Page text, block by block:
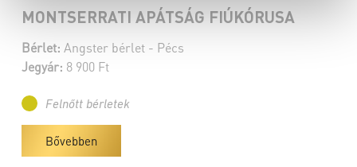
MONTSERRATI APÁTSÁG FIÚKÓRUSA
Bérlet: Angster bérlet - Pécs
Jegyár: 8 900 Ft
Felnőtt bérletek
Bővebben